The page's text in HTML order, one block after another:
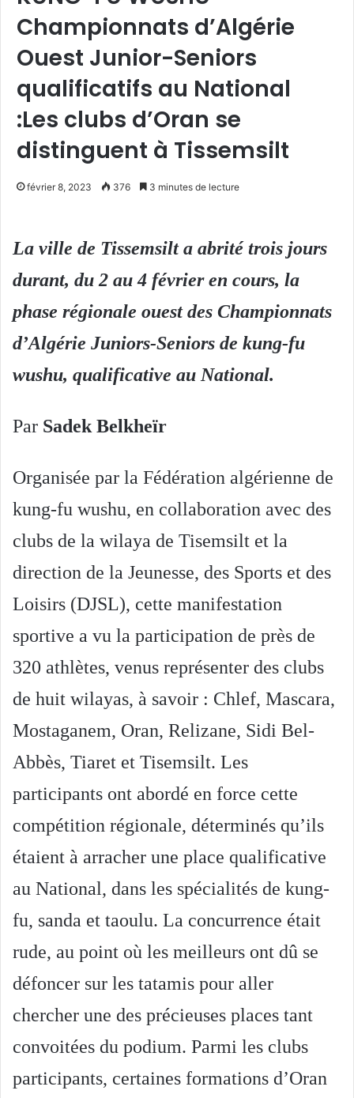
Championnats d’Algérie
Ouest Junior-Seniors
qualificatifs au National
:Les clubs d’Oran se
distinguent à Tissemsilt
février 8, 2023 376 3 minutes de lecture
La ville de Tissemsilt a abrité trois jours
durant, du 2 au 4 février en cours, la
phase régionale ouest des Championnats
d’Algérie Juniors-Seniors de kung-fu
wushu, qualificative au National.
Par Sadek Belkheïr
Organisée par la Fédération algérienne de
kung-fu wushu, en collaboration avec des
clubs de la wilaya de Tisemsilt et la
direction de la Jeunesse, des Sports et des
Loisirs (DJSL), cette manifestation
sportive a vu la participation de près de
320 athlètes, venus représenter des clubs
de huit wilayas, à savoir : Chlef, Mascara,
Mostaganem, Oran, Relizane, Sidi Bel-
Abbès, Tiaret et Tisemsilt. Les
participants ont abordé en force cette
compétition régionale, déterminés qu’ils
étaient à arracher une place qualificative
au National, dans les spécialités de kung-
fu, sanda et taoulu. La concurrence était
rude, au point où les meilleurs ont dû se
défoncer sur les tatamis pour aller
chercher une des précieuses places tant
convoitées du podium. Parmi les clubs
participants, certaines formations d’Oran